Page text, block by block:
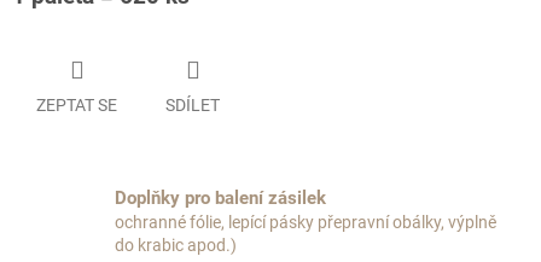
ZEPTAT SE SDÍLET
Doplňky pro balení zásilek
ochranné fólie, lepící pásky přepravní obálky, výplně
do krabic apod.)